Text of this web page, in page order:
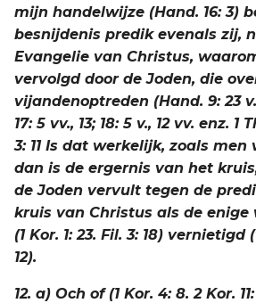
mijn handelwijze (Hand. 16: 3)
besnijdenis predik evenals zij,
Evangelie van Christus,
vervolgd door de Joden, die
vijandenoptreden (Hand. 9: 23
17: 5 vv., 13; 18: 5 v., 12 vv. enz. 1
3: 11 Is dat werkelijk, zoals
dan is de ergernis van het
de Joden vervult tegen de
kruis van Christus als de
(1 Kor. 1: 23. Fil. 3: 18)
12).
12. a) Och of (1 Kor. 4: 8. 2 Kor.